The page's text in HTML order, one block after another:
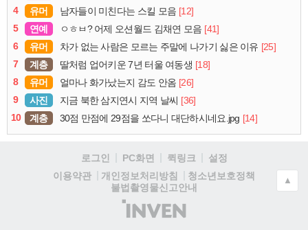
4
유머 남자들이 미친다는 스킬 모음 [12]
5
연예 ㅇㅎㅂ? 어제 오션월드 김채연 모음 [41]
6
유머 차가 없는 사람은 모르는 주말에 나가기 싫은 이유 [25]
7
계층 딸처럼 업어키운 7년 터울 여동생 [18]
8
유머 얼마나 화가났는지 감도 안옴 [26]
9
사진 지금 북한 삼지연시 지역 날씨 [36]
10
계층 30점 만점에 29점을 쏘다니 대단하시네요.jpg [14]
로그인 PC화면 퀵링크
설정
이용약관
개인정보처리방침
청소년보호정책
불법촬영물신고안내
(주)
인
▲